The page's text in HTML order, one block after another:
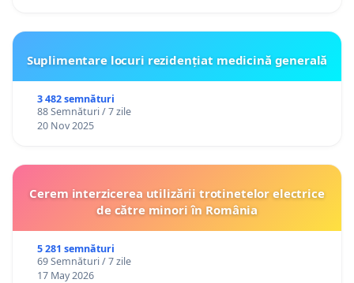
Suplimentare locuri rezidențiat medicină generală
3 482 semnături
88 Semnături / 7 zile
20 Nov 2025
Cerem interzicerea utilizării trotinetelor electrice
de către minori în România
5 281 semnături
69 Semnături / 7 zile
17 May 2026